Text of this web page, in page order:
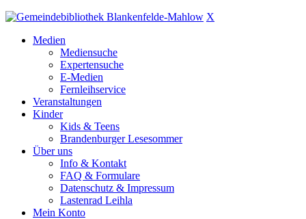
X
Medien
Mediensuche
Expertensuche
E-Medien
Fernleihservice
Veranstaltungen
Kinder
Kids & Teens
Brandenburger Lesesommer
Über uns
Info & Kontakt
FAQ & Formulare
Datenschutz & Impressum
Lastenrad Leihla
Mein Konto